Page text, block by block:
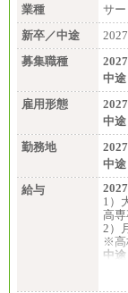
業種
サー
新卒／中途
募集職種
中途
雇用形態
中途
勤務地
中途
給与
1）
高
2）
※高
中途
1